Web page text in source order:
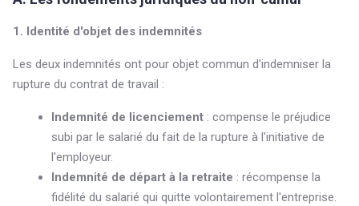
1. Identité d'objet des indemnités
Les deux indemnités ont pour objet commun d'indemniser la
rupture du contrat de travail :
Indemnité de licenciement : compense le préjudice
subi par le salarié du fait de la rupture à l'initiative de
l'employeur.
Indemnité de départ à la retraite : récompense la
fidélité du salarié qui quitte volontairement l'entreprise.